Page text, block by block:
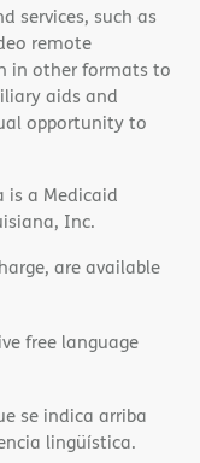
services, such as
remote
in other formats to
aids and
opportunity to
is a Medicaid
Inc.
are available
free language
se indica arriba
lingüística.